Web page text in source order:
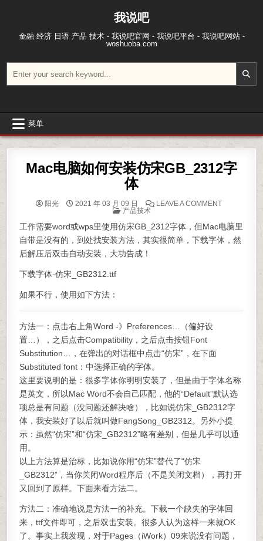
我说吧
金融 经济 日语 产品 技术 - 我说吧官网 - 我说吧平台 - 我说吧网站 -
woshuoba.com
菜单
Mac电脑如何安装仿宋GB_2312字
体
阳光 2021 年 03 月 09 日 LEAVE A COMMENTON MAC电
POSTED IN
产品技术
工作需要word或wps里使用仿宋GB_2312字体，但Mac电脑里
自带是没有的，到处找安装方法，其实很简单，下载字体，然
后解压后双击自动安装，大功告成！
下载字体-仿宋_GB2312.ttf
如果不行，使用如下方法：
方法一：点击右上角Word -》Preferences…（偏好设
置…），之后点击Compatibility，之后点击按钮Font
Substitution…，在弹出的对话框中点击“仿宋”，在下面
Substituted font：中选择正确的字体。
这里要说明的是：很多字体你明明安装了，但是由于字体名称
是英文，所以Mac Word不会自己匹配，他的“Default”默认选
项总是有问题（没问题还解决啥），比如说仿宋_GB2312字
体，我安装好了以后就叫做FangSong_GB2312。另外小提
示：虽然“仿宋”和“仿宋_GB2312”略有差别，但是几乎可以通
用。
以上方法算是治标，比如说你用“仿宋”替代了“仿宋
_GB2312”，当你关闭Word程序后（不是关闭文档），再打开
又回到了原样。下面来看方法二。
方法二：准确地说是方法一的补充。下载一个缺失的字体回
来，ttf文件即可，之后双击安装。很多人认为这样一来就OK
了。事实上我发现，对于Pages（iWork）09来说没有问题，